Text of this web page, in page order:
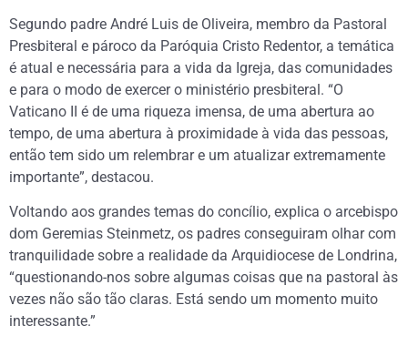
Segundo padre André Luis de Oliveira, membro da Pastoral
Presbiteral e pároco da Paróquia Cristo Redentor, a temática
é atual e necessária para a vida da Igreja, das comunidades
e para o modo de exercer o ministério presbiteral. “O
Vaticano II é de uma riqueza imensa, de uma abertura ao
tempo, de uma abertura à proximidade à vida das pessoas,
então tem sido um relembrar e um atualizar extremamente
importante”, destacou.
Voltando aos grandes temas do concílio, explica o arcebispo
dom Geremias Steinmetz, os padres conseguiram olhar com
tranquilidade sobre a realidade da Arquidiocese de Londrina,
“questionando-nos sobre algumas coisas que na pastoral às
vezes não são tão claras. Está sendo um momento muito
interessante.”